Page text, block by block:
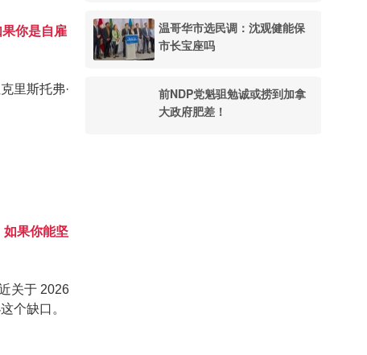
果你是自雇
里斯托弗·
如果你能坚
关于 2026
个缺口。
温哥华市选民调：沈观健能保
市长宝座吗
前NDP党魁驵勉诚或捞到加拿
大政府肥差！